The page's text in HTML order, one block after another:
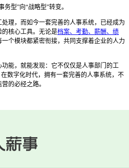
务型”向“战略型”转变。
理，而如今一套完善的人事系统，已经成为
核心工具。无论是档案、考勤、薪酬、绩
一个模块都紧密衔接，共同支撑着企业的人力
功能，就能发现：它不仅仅是人事部门的工
在数字化时代，拥有一套完善的人事系统，不
的必经之路。